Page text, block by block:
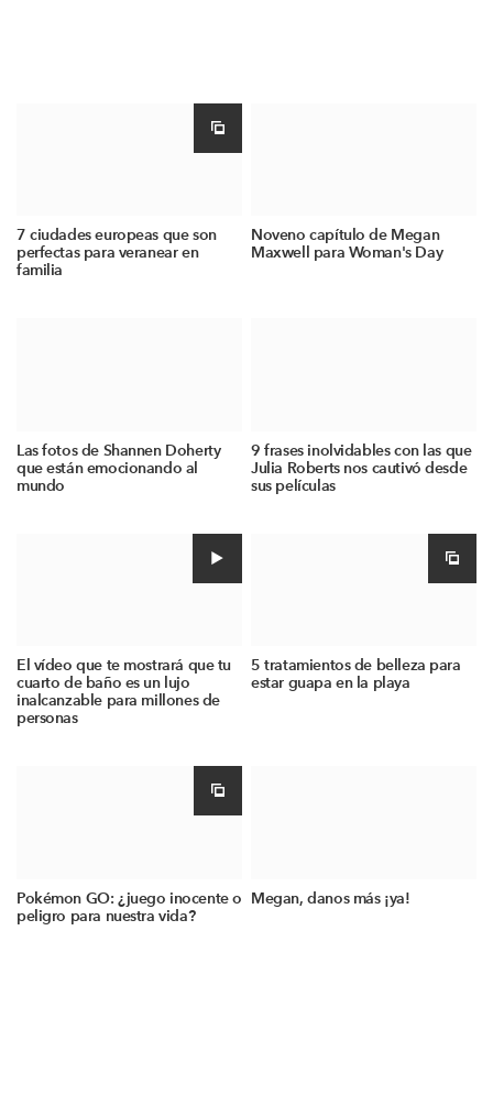
7 ciudades europeas que son
perfectas para veranear en
familia
Noveno capítulo de Megan
Maxwell para Woman's Day
Las fotos de Shannen Doherty
que están emocionando al
mundo
9 frases inolvidables con las que
Julia Roberts nos cautivó desde
sus películas
El vídeo que te mostrará que tu
cuarto de baño es un lujo
inalcanzable para millones de
personas
5 tratamientos de belleza para
estar guapa en la playa
Pokémon GO: ¿juego inocente o
peligro para nuestra vida?
Megan, danos más ¡ya!